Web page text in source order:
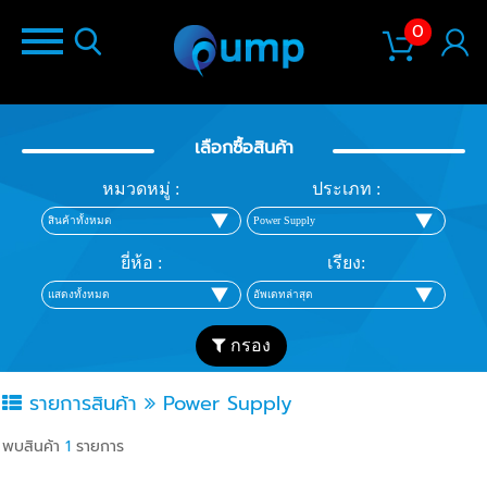
0
เลือกซื้อสินค้า
หมวดหมู่ : ประเภท :
ยี่ห้อ : เรียง:
กรอง
รายการสินค้า Power Supply
พบสินค้า 1 รายการ